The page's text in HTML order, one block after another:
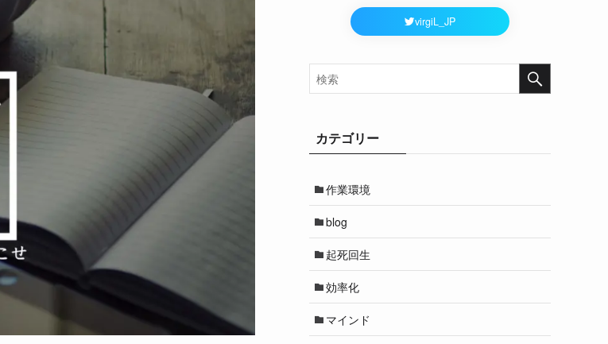
virgiL_JP
カテゴリー
作業環境
blog
起死回生
効率化
マインド